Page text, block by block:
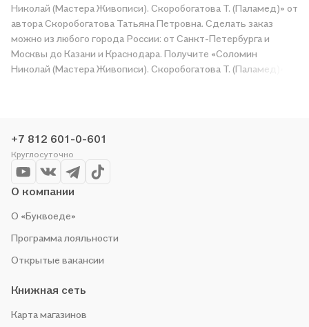
Николай (Мастера Живописи). Скоробогатова Т. (Паламед)» от
автора Скоробогатова Татьяна Петровна. Сделать заказ
можно из любого города России: от Санкт-Петербурга и
Москвы до Казани и Краснодара. Получите «Соломин
Николай (Мастера Живописи). Скоробогатова Т. (Паламед)» в
чтобы не упустить выгоду!
+7 812 601-0-601
Круглосуточно
О компании
О «Буквоеде»
Программа лояльности
Открытые вакансии
Книжная сеть
Карта магазинов